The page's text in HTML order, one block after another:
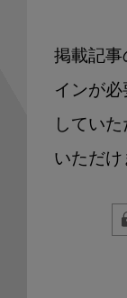
掲載記事
インが
してい
いただけ